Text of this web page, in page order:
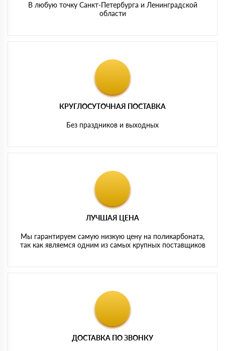
В любую точку Санкт-Петербурга и Ленинградской
области
КРУГЛОСУТОЧНАЯ ПОСТАВКА
Без праздников и выходных
ЛУЧШАЯ ЦЕНА
Мы гарантируем самую низкую цену на поликарбоната,
так как являемся одним из самых крупных поставщиков
ДОСТАВКА ПО ЗВОНКУ